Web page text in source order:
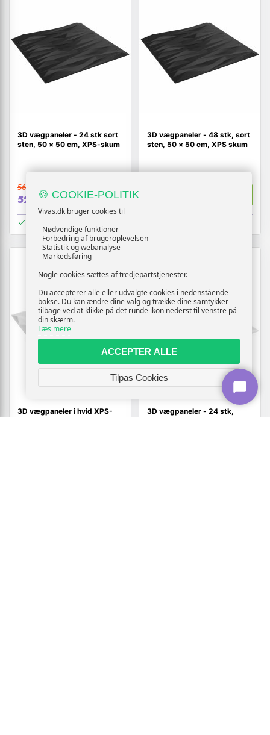
3D vægpaneler - 24 stk sort
sten, 50 × 50 cm, XPS-skum
569,-
529,- Vis
3D vægpaneler - 48 stk, sort
sten, 50 × 50 cm, XPS skum
3D vægpaneler i hvid XPS-
3D vægpaneler - 24 stk,
🍪 COOKIE-POLITIK
Vivas.dk bruger cookies til
- Nødvendige funktioner
- Forbedring af brugeroplevelsen
- Statistik og webanalyse
- Markedsføring
Nogle cookies sættes af tredjepartstjenester.
Du accepterer alle eller udvalgte cookies i nedenstående
bokse. Du kan ændre dine valg og trække dine samtykker
tilbage ved at klikke på det runde ikon nederst til venstre på
din skærm.
Læs mere
ACCEPTER ALLE
Tilpas Cookies